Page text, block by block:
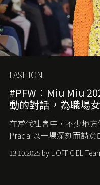
FASHION
#PFW：Miu Miu
動的對話，為職場
在當代社會中，不少地
Prada 以一場深刻而詩意
13.10.2025 by L'OFFICIEL